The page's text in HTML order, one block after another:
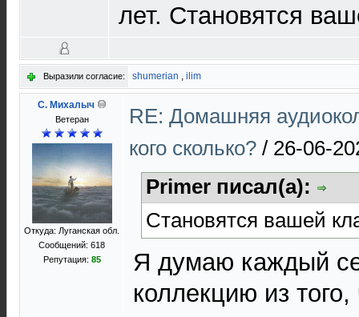
лет. Становятся
Выразили согласие: shumerian , ilim
С. Михалыч
Ветеран
Откуда: Луганская обл.
Сообщений: 618
Репутация: 85
RE: Домашняя
кого сколько? / 26-06-
Primer писал(а):
Становятся вашей
Я думаю каждый
коллекцию из